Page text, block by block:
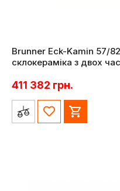
Brunner Eck-Kamin 57/
склокераміка з двох
411 382 грн.